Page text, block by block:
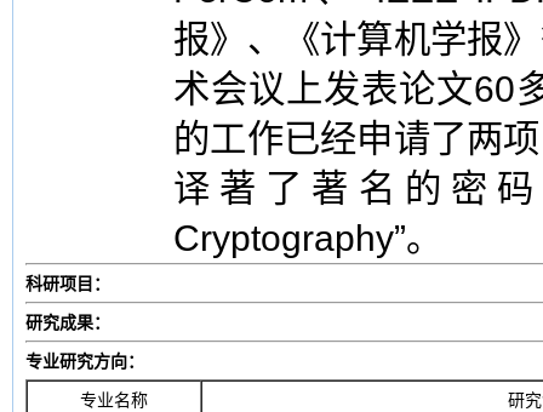
报》、《计算机学报
术会议上发表论文60
的工作已经申请了两
译著了著名的密码
Cryptography”。
科研项目：
研究成果：
专业研究方向：
专业名称
研